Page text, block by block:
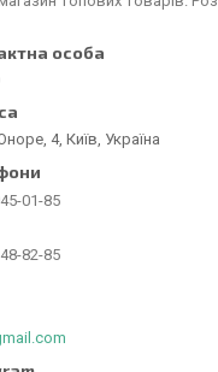
4, Київ, Україна
01-85
82-85